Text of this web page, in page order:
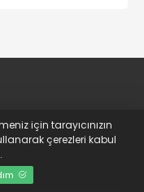
için tarayıcınızın
çerezleri kabul